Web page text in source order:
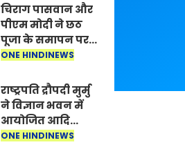
चिराग पासवान और
पीएम मोदी ने छठ
पूजा के समापन पर
देशवासियों को दी
मैया से देश की
समृद्धि की
कामना की
ONE HINDINEWS
राष्ट्रपति द्रौपदी मुर्मु
ने विज्ञान भवन में
आयोजित आदि
कर्मयोगी अभियान
ONE HINDINEWS